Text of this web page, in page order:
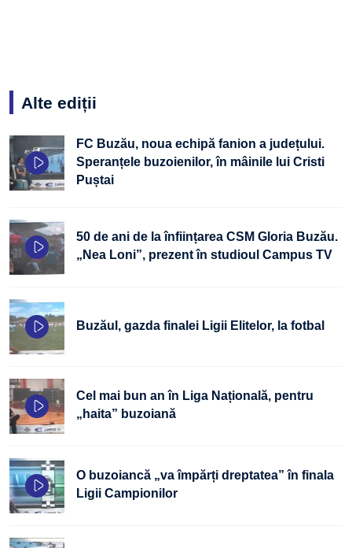
Alte ediții
FC Buzău, noua echipă fanion a județului.
Speranțele buzoienilor, în mâinile lui Cristi
Puștai
50 de ani de la înființarea CSM Gloria Buzău.
„Nea Loni”, prezent în studioul Campus TV
Buzăul, gazda finalei Ligii Elitelor, la fotbal
Cel mai bun an în Liga Națională, pentru
„haita” buzoiană
O buzoiancă „va împărți dreptatea” în finala
Ligii Campionilor